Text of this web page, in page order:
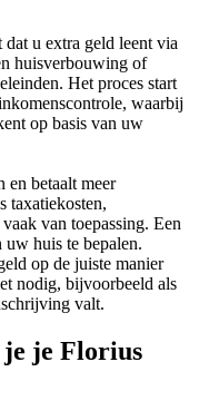
u extra geld leent via
huisverbouwing of
Het proces start
waarbij
op basis van uw
en betaalt meer
taxatiekosten,
van toepassing. Een
huis te bepalen.
op de juiste manier
nodig, bijvoorbeeld als
valt.
je je Florius